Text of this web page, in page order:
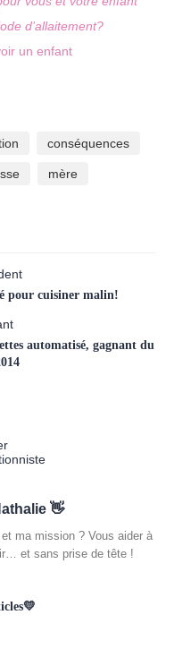
d’allaitement?
un enfant
conséquences
mère
pour cuisiner malin!
automatisé, gagnant du
👋
ma mission ? Vous aider à
et sans prise de tête !